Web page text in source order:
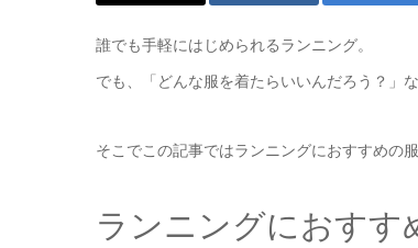
誰でも手軽にはじめられるランニング。
でも、「どんな服を着たらいいんだろう？」
そこでこの記事ではランニングにおすすめの
ランニングにおすす